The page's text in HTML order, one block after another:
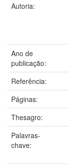
Autoria:
Ano de
publicação:
Referência:
Páginas:
Thesagro:
Palavras-
chave: